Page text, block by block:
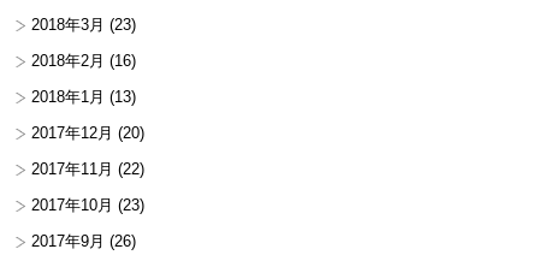
2018年3月 (23)
2018年2月 (16)
2018年1月 (13)
2017年12月 (20)
2017年11月 (22)
2017年10月 (23)
2017年9月 (26)